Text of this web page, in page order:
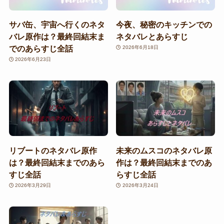
サバ缶、宇宙へ行くのネタ
バレ原作は？最終回結末ま
でのあらすじ全話
2026年6月23日
今夜、秘密のキッチンでの
ネタバレとあらすじ
2026年6月18日
リブートのネタバレ原作
は？最終回結末までのあら
すじ全話
2026年3月29日
未来のムスコのネタバレ原
作は？最終回結末までのあ
らすじ全話
2026年3月24日